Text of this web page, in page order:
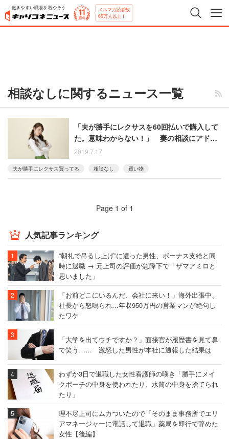
働きやすい職場を増やそう メルマガ読者数
65万人以上！
相談なしに関するニュース一覧
「夫が勝手にレクサスを60回払いで購入して
た。意味わからない！」 妻の相談にアドバ
イス殺到
2019.7.17
夫が勝手にレクサス買ってる 相談なし 買い物
Page 1 of 1
人気記事ランキング
“朝礼で吊るし上げ”に遭った男性、ボーナス支給と同
時に退職 → 元上司の評価が急降下で「ザマアミロと
思いました」
「お前どこにいるんだ、会社に来い！」海外出張中、
社長から怒鳴られ…年収950万円の営業マンが絶句し
たワケ
「大学を出てウチですか？」面接官が履歴書を見て鼻
で笑う…… 激怒した男性が本社に通報した結果は
わずか3日で退職した女性看護師の嘆き「勝手にメイ
クポーチの中身を使われたり、水筒の中身を捨てられ
たり」
理不尽上司にムカついたので「そのまま事務所でエリ
アマネージャーに電話して退職」薬局を即行で辞めた
女性【後編】